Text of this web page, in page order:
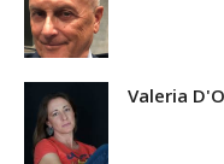
Valeria